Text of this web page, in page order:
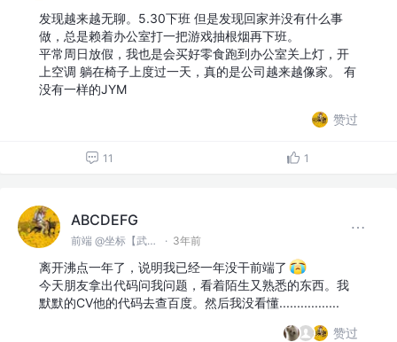
发现越来越无聊。5.30下班 但是发现回家并没有什么事
做，总是赖着办公室打一把游戏抽根烟再下班。
平常周日放假，我也是会买好零食跑到办公室关上灯，开
上空调 躺在椅子上度过一天，真的是公司越来越像家。 有
没有一样的JYM
赞过
11 1
ABCDEFG
前端 @坐标【武汉】 · 3年前
离开沸点一年了，说明我已经一年没干前端了
今天朋友拿出代码问我问题，看着陌生又熟悉的东西。我
默默的CV他的代码去查百度。然后我没看懂.................
赞过